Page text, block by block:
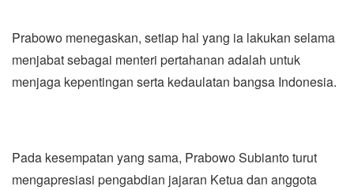
Prabowo menegaskan, setiap hal yang ia lakukan selama
menjabat sebagai menteri pertahanan adalah untuk
menjaga kepentingan serta kedaulatan bangsa Indonesia.
Pada kesempatan yang sama, Prabowo Subianto turut
mengapresiasi pengabdian jajaran Ketua dan anggota